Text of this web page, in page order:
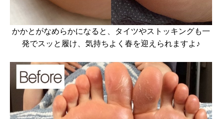
かかとがなめらかになると、
タイツやストッキングも一
発でスッと履け、気持ちよく春を迎えられますよ♪